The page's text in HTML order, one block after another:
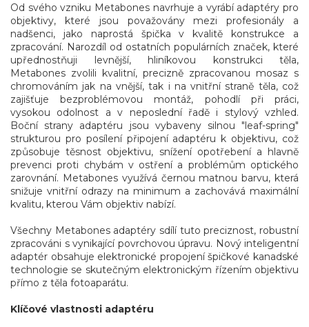
Od svého vzniku Metabones navrhuje a vyrábí adaptéry pro
objektivy, které jsou považovány mezi profesionály a
nadšenci, jako naprostá špička v kvalitě konstrukce a
zpracování. Narozdíl od ostatních populárních značek, které
upřednostňuji levnější, hliníkovou konstrukci těla,
Metabones zvolili kvalitní, precizně zpracovanou mosaz s
chromováním jak na vnější, tak i na vnitřní straně těla, což
zajišťuje bezproblémovou montáž, pohodlí při práci,
vysokou odolnost a v neposlední řadě i stylový vzhled.
Boční strany adaptéru jsou vybaveny silnou "leaf-spring"
strukturou pro posílení připojení adaptéru k objektivu, což
způsobuje těsnost objektivu, snížení opotřebení a hlavně
prevenci proti chybám v ostření a problémům optického
zarovnání. Metabones využívá černou matnou barvu, která
snižuje vnitřní odrazy na minimum a zachovává maximální
kvalitu, kterou Vám objektiv nabízí.
Všechny Metabones adaptéry sdílí tuto preciznost, robustní
zpracováni s vynikající povrchovou úpravu. Nový inteligentní
adaptér obsahuje elektronické propojení špičkové kanadské
technologie se skutečným elektronickým řízením objektivu
přímo z těla fotoaparátu.
Klíčové vlastnosti adaptéru